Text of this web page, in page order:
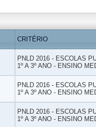
CRITÉRIO
PNLD 2016 - ESCOLAS
1º A 3º ANO - ENSINO
PNLD 2016 - ESCOLAS
1º A 3º ANO - ENSINO
PNLD 2016 - ESCOLAS
1º A 3º ANO - ENSINO